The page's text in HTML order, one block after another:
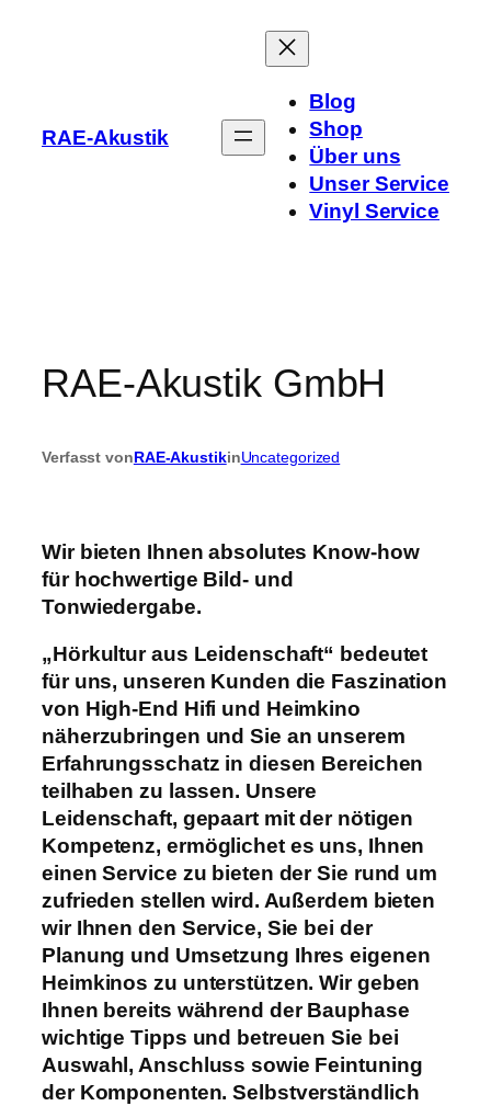
RAE-Akustik
Blog
Shop
Über uns
Unser Service
Vinyl Service
RAE-Akustik GmbH
Verfasst vonRAE-AkustikinUncategorized
Wir bieten Ihnen absolutes Know-how
für hochwertige Bild- und
Tonwiedergabe.
„Hörkultur aus Leidenschaft“ bedeutet
für uns, unseren Kunden die Faszination
von High-End Hifi und Heimkino
näherzubringen und Sie an unserem
Erfahrungsschatz in diesen Bereichen
teilhaben zu lassen. Unsere
Leidenschaft, gepaart mit der nötigen
Kompetenz, ermöglichet es uns, Ihnen
einen Service zu bieten der Sie rund um
zufrieden stellen wird. Außerdem bieten
wir Ihnen den Service, Sie bei der
Planung und Umsetzung Ihres eigenen
Heimkinos zu unterstützen. Wir geben
Ihnen bereits während der Bauphase
wichtige Tipps und betreuen Sie bei
Auswahl, Anschluss sowie Feintuning
der Komponenten. Selbstverständlich